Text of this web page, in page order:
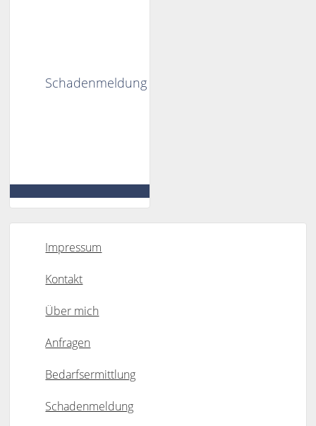
Schadenmeldung
Impressum
Kontakt
Über mich
Anfragen
Bedarfsermittlung
Schadenmeldung